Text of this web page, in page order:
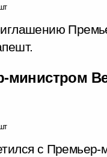
министром
с